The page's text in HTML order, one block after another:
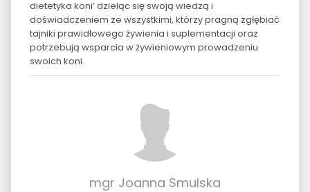
dietetyka koni’ dzieląc się swoją wiedzą i
doświadczeniem ze wszystkimi, którzy pragną zgłębiać
tajniki prawidłowego żywienia i suplementacji oraz
potrzebują wsparcia w żywieniowym prowadzeniu
swoich koni.
mgr Joanna Smulska